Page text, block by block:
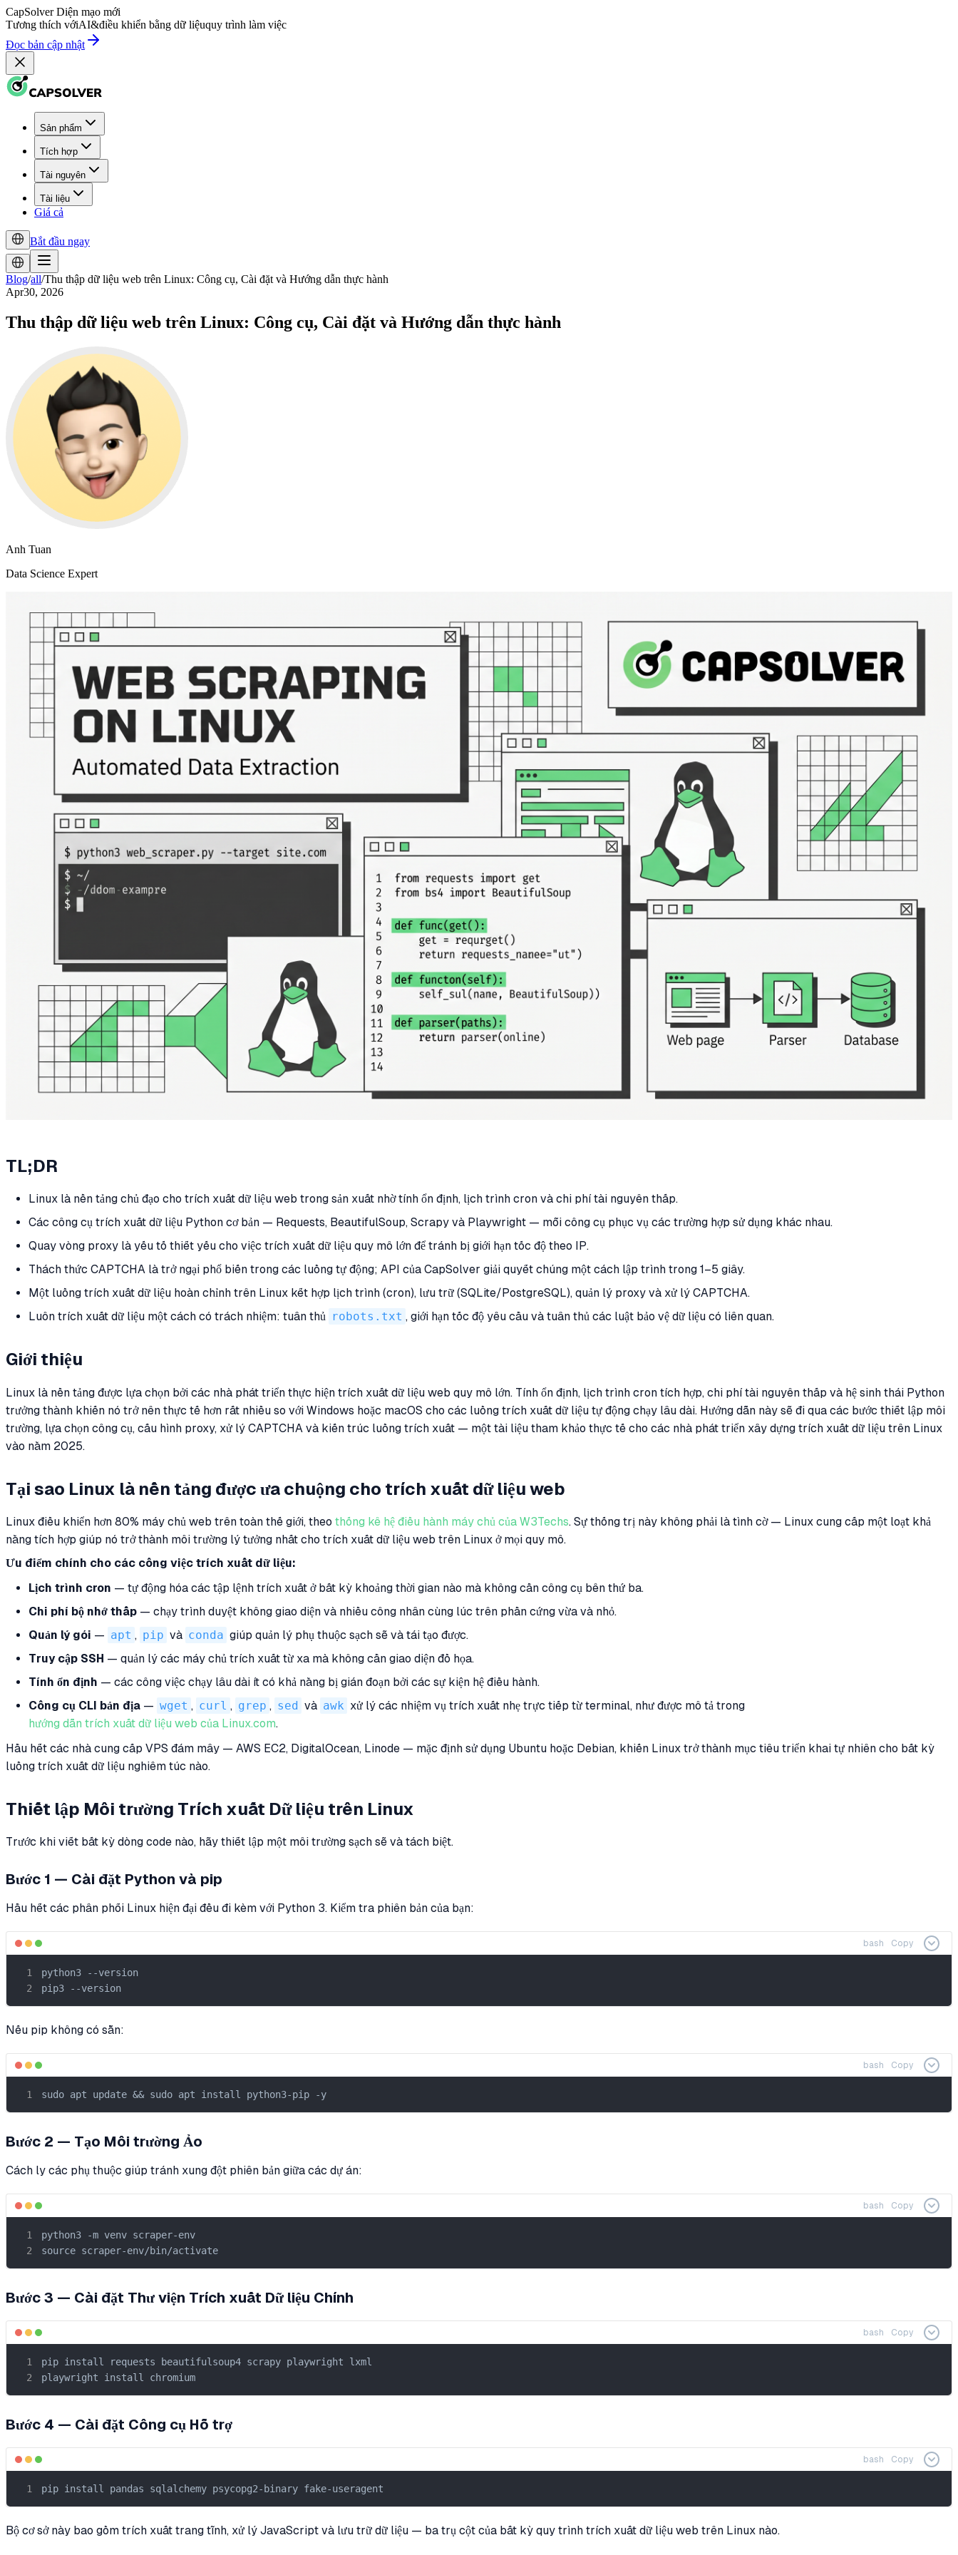
CapSolver Diện mạo mới
Tương thích vớiAI&điều khiển bằng dữ liệuquy trình làm việc
Đọc bản cập nhật
Sản phẩm
Tích hợp
Tài nguyên
Tài liệu
Giá cả
Bắt đầu ngay
Blog/all/Thu thập dữ liệu web trên Linux: Công cụ, Cài đặt và Hướng dẫn thực hành
Apr30, 2026
Thu thập dữ liệu web trên Linux: Công cụ, Cài đặt và Hướng dẫn thực hành
Anh Tuan
Data Science Expert
TL;DR
Linux là nền tảng chủ đạo cho trích xuất dữ liệu web trong sản xuất nhờ tính ổn định, lịch trình cron và chi phí tài nguyên thấp.
Các công cụ trích xuất dữ liệu Python cơ bản — Requests, BeautifulSoup, Scrapy và Playwright — mỗi công cụ phục vụ các trường hợp sử dụng khác nhau.
Quay vòng proxy là yếu tố thiết yếu cho việc trích xuất dữ liệu quy mô lớn để tránh bị giới hạn tốc độ theo IP.
Thách thức CAPTCHA là trở ngại phổ biến trong các luồng tự động; API của CapSolver giải quyết chúng một cách lập trình trong 1–5 giây.
Một luồng trích xuất dữ liệu hoàn chỉnh trên Linux kết hợp lịch trình (cron), lưu trữ (SQLite/PostgreSQL), quản lý proxy và xử lý CAPTCHA.
Luôn trích xuất dữ liệu một cách có trách nhiệm: tuân thủ robots.txt , giới hạn tốc độ yêu cầu và tuân thủ các luật bảo vệ dữ liệu có liên quan.
Giới thiệu
Linux là nền tảng được lựa chọn bởi các nhà phát triển thực hiện trích xuất dữ liệu web quy mô lớn. Tính ổn định, lịch trình cron tích hợp, chi phí tài nguyên thấp và hệ sinh thái Python
trưởng thành khiến nó trở nên thực tế hơn rất nhiều so với Windows hoặc macOS cho các luồng trích xuất dữ liệu tự động chạy lâu dài. Hướng dẫn này sẽ đi qua các bước thiết lập môi
trường, lựa chọn công cụ, cấu hình proxy, xử lý CAPTCHA và kiến trúc luồng trích xuất — một tài liệu tham khảo thực tế cho các nhà phát triển xây dựng trích xuất dữ liệu trên Linux
vào năm 2025.
Tại sao Linux là nền tảng được ưa chuộng cho trích xuất dữ liệu web
Linux điều khiển hơn 80% máy chủ web trên toàn thế giới, theo thống kê hệ điều hành máy chủ của W3Techs. Sự thống trị này không phải là tình cờ — Linux cung cấp một loạt khả
năng tích hợp giúp nó trở thành môi trường lý tưởng nhất cho trích xuất dữ liệu web trên Linux ở mọi quy mô.
Ưu điểm chính cho các công việc trích xuất dữ liệu:
Lịch trình cron — tự động hóa các tập lệnh trích xuất ở bất kỳ khoảng thời gian nào mà không cần công cụ bên thứ ba.
Chi phí bộ nhớ thấp — chạy trình duyệt không giao diện và nhiều công nhân cùng lúc trên phần cứng vừa và nhỏ.
Quản lý gói — apt , pip và conda giúp quản lý phụ thuộc sạch sẽ và tái tạo được.
Truy cập SSH — quản lý các máy chủ trích xuất từ xa mà không cần giao diện đồ họa.
Tính ổn định — các công việc chạy lâu dài ít có khả năng bị gián đoạn bởi các sự kiện hệ điều hành.
Công cụ CLI bản địa — wget , curl , grep , sed và awk xử lý các nhiệm vụ trích xuất nhẹ trực tiếp từ terminal, như được mô tả trong
hướng dẫn trích xuất dữ liệu web của Linux.com.
Hầu hết các nhà cung cấp VPS đám mây — AWS EC2, DigitalOcean, Linode — mặc định sử dụng Ubuntu hoặc Debian, khiến Linux trở thành mục tiêu triển khai tự nhiên cho bất kỳ
luồng trích xuất dữ liệu nghiêm túc nào.
Thiết lập Môi trường Trích xuất Dữ liệu trên Linux
Trước khi viết bất kỳ dòng code nào, hãy thiết lập một môi trường sạch sẽ và tách biệt.
Bước 1 — Cài đặt Python và pip
Hầu hết các phân phối Linux hiện đại đều đi kèm với Python 3. Kiểm tra phiên bản của bạn:
bash Copy
python3 --version
pip3 --version
Nếu pip không có sẵn:
bash Copy
sudo apt update && sudo apt install python3-pip -y
Bước 2 — Tạo Môi trường Ảo
Cách ly các phụ thuộc giúp tránh xung đột phiên bản giữa các dự án:
bash Copy
python3 -m venv scraper-env
source scraper-env/bin/activate
Bước 3 — Cài đặt Thư viện Trích xuất Dữ liệu Chính
bash Copy
pip install requests beautifulsoup4 scrapy playwright lxml
playwright install chromium
Bước 4 — Cài đặt Công cụ Hỗ trợ
bash Copy
pip install pandas sqlalchemy psycopg2-binary fake-useragent
Bộ cơ sở này bao gồm trích xuất trang tĩnh, xử lý JavaScript và lưu trữ dữ liệu — ba trụ cột của bất kỳ quy trình trích xuất dữ liệu web trên Linux nào.